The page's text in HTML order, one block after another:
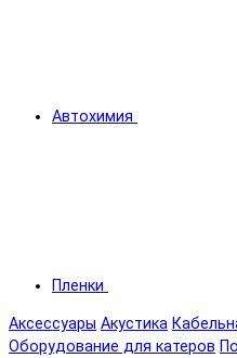
Автохимия
Пленки
Аксессуары Акустика
Оборудование для катеров